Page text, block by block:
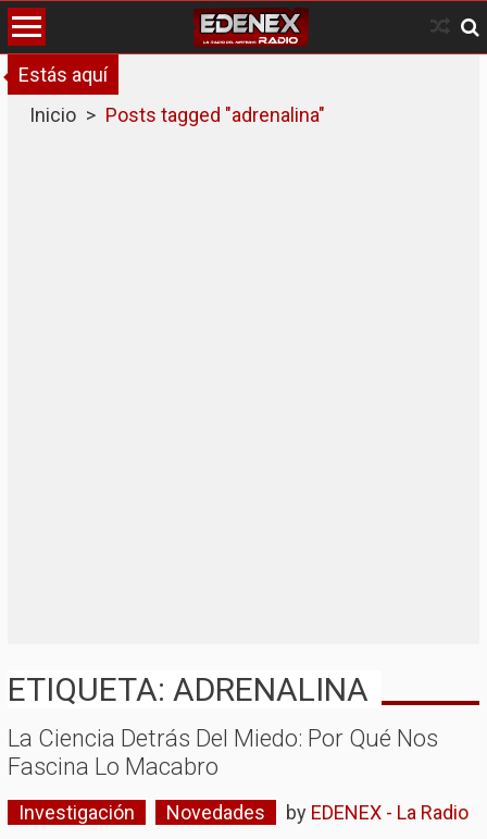
Skip
to
content
Estás aquí
Inicio > Posts tagged "adrenalina"
ETIQUETA: ADRENALINA
La Ciencia Detrás Del Miedo: Por Qué Nos
Fascina Lo Macabro
Investigación Novedades by EDENEX - La Radio